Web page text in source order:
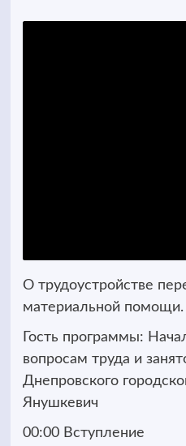
О трудоустройстве
материальной помощи.
Гость программы:
вопросам труда и
Днепровского
Янушкевич
00:00 Вступление